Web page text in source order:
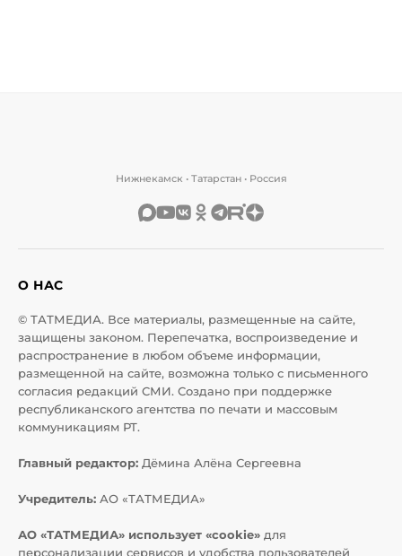
Нижнекамск • Татарстан • Россия
О НАС
© ТАТМЕДИА. Все материалы, размещенные на сайте,
защищены законом. Перепечатка, воспроизведение и
распространение в любом объеме информации,
размещенной на сайте, возможна только с письменного
согласия редакций СМИ. Создано при поддержке
республиканского агентства по печати и массовым
коммуникациям РТ.
Главный редактор: Дёмина Алёна Сергеевна
Учредитель: АО «ТАТМЕДИА»
АО «ТАТМЕДИА» использует «cookie» для
персонализации сервисов и удобства пользователей